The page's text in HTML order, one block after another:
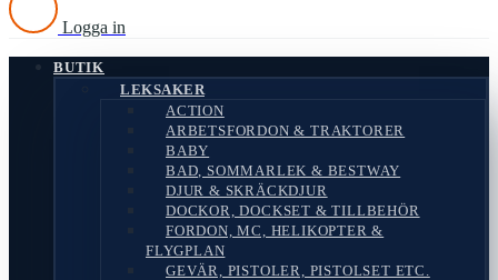
Logga in
BUTIK
LEKSAKER
ACTION
ARBETSFORDON & TRAKTORER
BABY
BAD, SOMMARLEK & BESTWAY
DJUR & SKRÄCKDJUR
DOCKOR, DOCKSET & TILLBEHÖR
FORDON, MC, HELIKOPTER &
FLYGPLAN
GEVÄR, PISTOLER, PISTOLSET ETC.